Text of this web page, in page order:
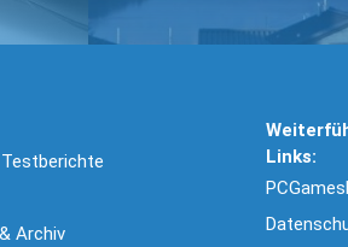
Archiv
Links: